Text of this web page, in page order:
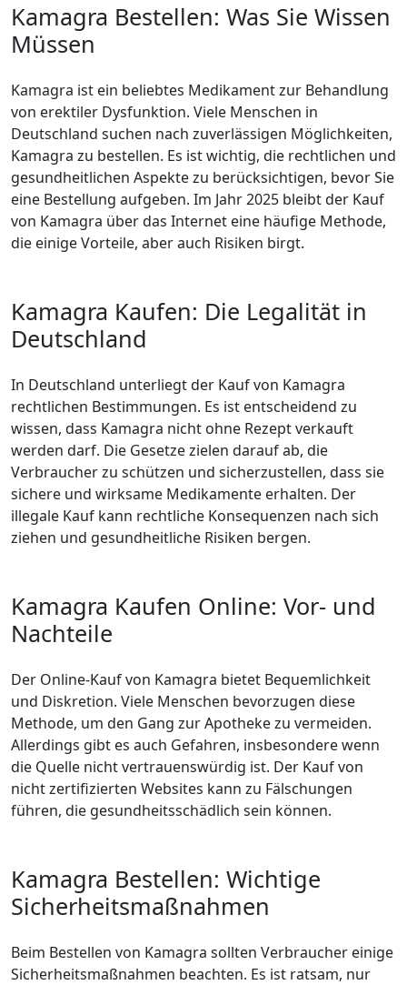
Kamagra Bestellen: Was Sie Wissen
Müssen
Kamagra ist ein beliebtes Medikament zur Behandlung
von erektiler Dysfunktion. Viele Menschen in
Deutschland suchen nach zuverlässigen Möglichkeiten,
Kamagra zu bestellen. Es ist wichtig, die rechtlichen und
gesundheitlichen Aspekte zu berücksichtigen, bevor Sie
eine Bestellung aufgeben. Im Jahr 2025 bleibt der Kauf
von Kamagra über das Internet eine häufige Methode,
die einige Vorteile, aber auch Risiken birgt.
Kamagra Kaufen: Die Legalität in
Deutschland
In Deutschland unterliegt der Kauf von Kamagra
rechtlichen Bestimmungen. Es ist entscheidend zu
wissen, dass Kamagra nicht ohne Rezept verkauft
werden darf. Die Gesetze zielen darauf ab, die
Verbraucher zu schützen und sicherzustellen, dass sie
sichere und wirksame Medikamente erhalten. Der
illegale Kauf kann rechtliche Konsequenzen nach sich
ziehen und gesundheitliche Risiken bergen.
Kamagra Kaufen Online: Vor- und
Nachteile
Der Online-Kauf von Kamagra bietet Bequemlichkeit
und Diskretion. Viele Menschen bevorzugen diese
Methode, um den Gang zur Apotheke zu vermeiden.
Allerdings gibt es auch Gefahren, insbesondere wenn
die Quelle nicht vertrauenswürdig ist. Der Kauf von
nicht zertifizierten Websites kann zu Fälschungen
führen, die gesundheitsschädlich sein können.
Kamagra Bestellen: Wichtige
Sicherheitsmaßnahmen
Beim Bestellen von Kamagra sollten Verbraucher einige
Sicherheitsmaßnahmen beachten. Es ist ratsam, nur